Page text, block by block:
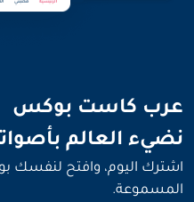
عرب كاست بوكس
نضيء العالم
اشترك اليوم، وافتح لنفسك
المسموعة.